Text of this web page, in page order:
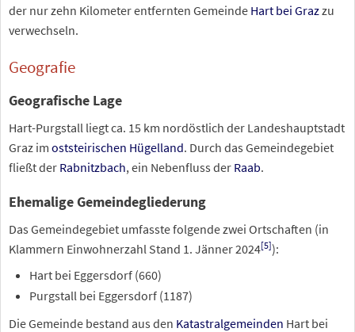
der nur zehn Kilometer entfernten Gemeinde Hart bei Grazzu
verwechseln.
Geografie
Geografische Lage
Hart-Purgstall liegt ca. 15 km nordöstlich der Landeshauptstadt
Graz im oststeirischen Hügelland. Durch das Gemeindegebiet
fließt der Rabnitzbach, ein Nebenfluss der Raab.
Ehemalige Gemeindegliederung
Das Gemeindegebiet umfasste folgende zwei Ortschaften (in
Klammern Einwohnerzahl Stand 1. Jänner 2024[5]):
Hart bei Eggersdorf (660)
Purgstall bei Eggersdorf (1187)
Die Gemeinde bestand aus den Katastralgemeinden Hart bei